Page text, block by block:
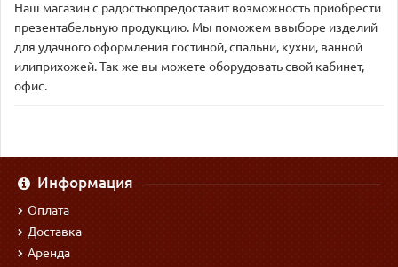
Наш магазин с радостьюпредоставит возможность приобрести
презентабельную продукцию. Мы поможем ввыборе изделий
для удачного оформления гостиной, спальни, кухни, ванной
илиприхожей. Так же вы можете оборудовать свой кабинет,
офис.
Информация
Оплата
Доставка
Аренда